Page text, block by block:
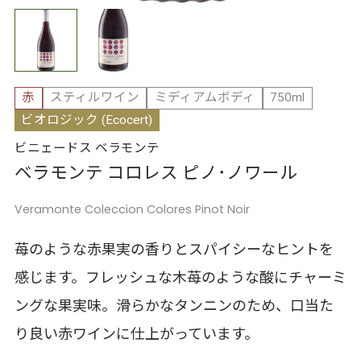
赤 スティルワイン ミディアムボディ
750ml
ビオロジック (Ecocert)
ビニェードス ベラモンテ
ベラモンテ コロレス ピノ･ノワール
Veramonte Coleccion Colores Pinot Noir
苺のような赤果実の香りとスパイシーなヒントを
感じます。フレッシュな木苺のような酸にチャーミ
ングな果実味。滑らかなタンニンのため、口当た
り良い赤ワインに仕上がっています。